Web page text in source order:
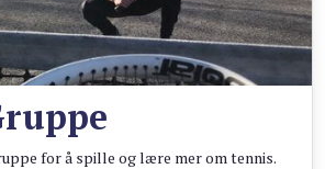
for å spille og lære mer om tennis.